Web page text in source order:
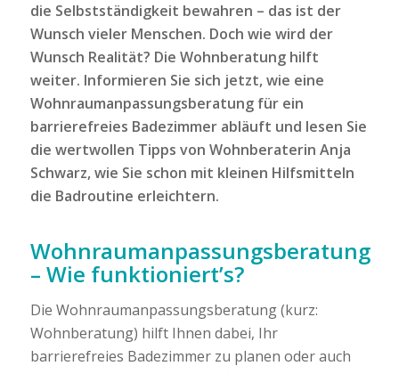
die Selbstständigkeit bewahren – das ist der
Wunsch vieler Menschen. Doch wie wird der
Wunsch Realität? Die Wohnberatung hilft
weiter. Informieren Sie sich jetzt, wie eine
Wohnraumanpassungsberatung für ein
barrierefreies Badezimmer abläuft und lesen Sie
die wertwollen Tipps von Wohnberaterin Anja
Schwarz, wie Sie schon mit kleinen Hilfsmitteln
die Badroutine erleichtern.
Wohnraumanpassungsberatung
– Wie funktioniert’s?
Die Wohnraumanpassungsberatung (kurz:
Wohnberatung) hilft Ihnen dabei, Ihr
barrierefreies Badezimmer zu planen oder auch